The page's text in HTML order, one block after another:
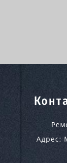
Адрес: